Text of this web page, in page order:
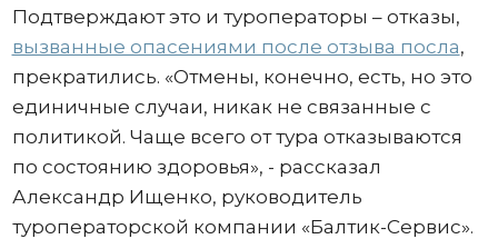
Подтверждают это и туроператоры – отказы,
вызванные опасениями после отзыва посла,
прекратились. «Отмены, конечно, есть, но это
единичные случаи, никак не связанные с
политикой. Чаще всего от тура отказываются
по состоянию здоровья», - рассказал
Александр Ищенко, руководитель
туроператорской компании «Балтик-Сервис».